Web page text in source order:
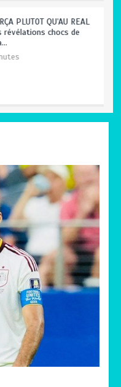
PLUTOT QU’AU REAL
révélations chocs de
la mère devient un